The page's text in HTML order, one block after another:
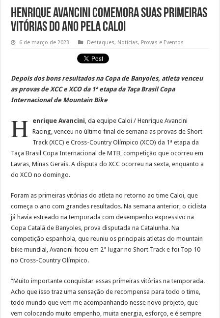
Henrique Avancini comemora suas primeiras
vitórias do ano pela Caloi
6 de março de 2023 Destaques, Notícias, Provas e Eventos
Depois dos bons resultados na Copa de Banyoles, atleta venceu
as provas de XCC e XCO da 1ª etapa da Taça Brasil Copa
Internacional de Mountain Bike
H enrique Avancini, da equipe Caloi / Henrique Avancini
Racing, venceu no último final de semana as provas de Short
Track (XCC) e Cross-Country Olímpico (XCO) da 1ª etapa da
Taça Brasil Copa Internacional de MTB, competição que ocorreu em
Lavras, Minas Gerais. A disputa do XCC ocorreu na sexta, enquanto a
do XCO no domingo.
Foram as primeiras vitórias do atleta no retorno ao time Caloi, que
começa o ano com grandes resultados. Na semana anterior, o ciclista
já havia estreado na temporada com desempenho expressivo na
Copa Catalã de Banyoles, prova disputada na Catalunha. Na
competição espanhola, que reuniu os principais atletas do mountain
bike mundial, Avancini ficou em 2° lugar no Short Track e foi Top 10
no Cross-Country Olímpico.
“Muito importante conquistar essas primeiras vitórias na temporada.
Acho que isso traz uma sensação de recompensa para todo o time,
todo mundo que vem me acompanhando nesse novo projeto, que
vem colocando muito empenho, muita energia, esforço, e é sempre